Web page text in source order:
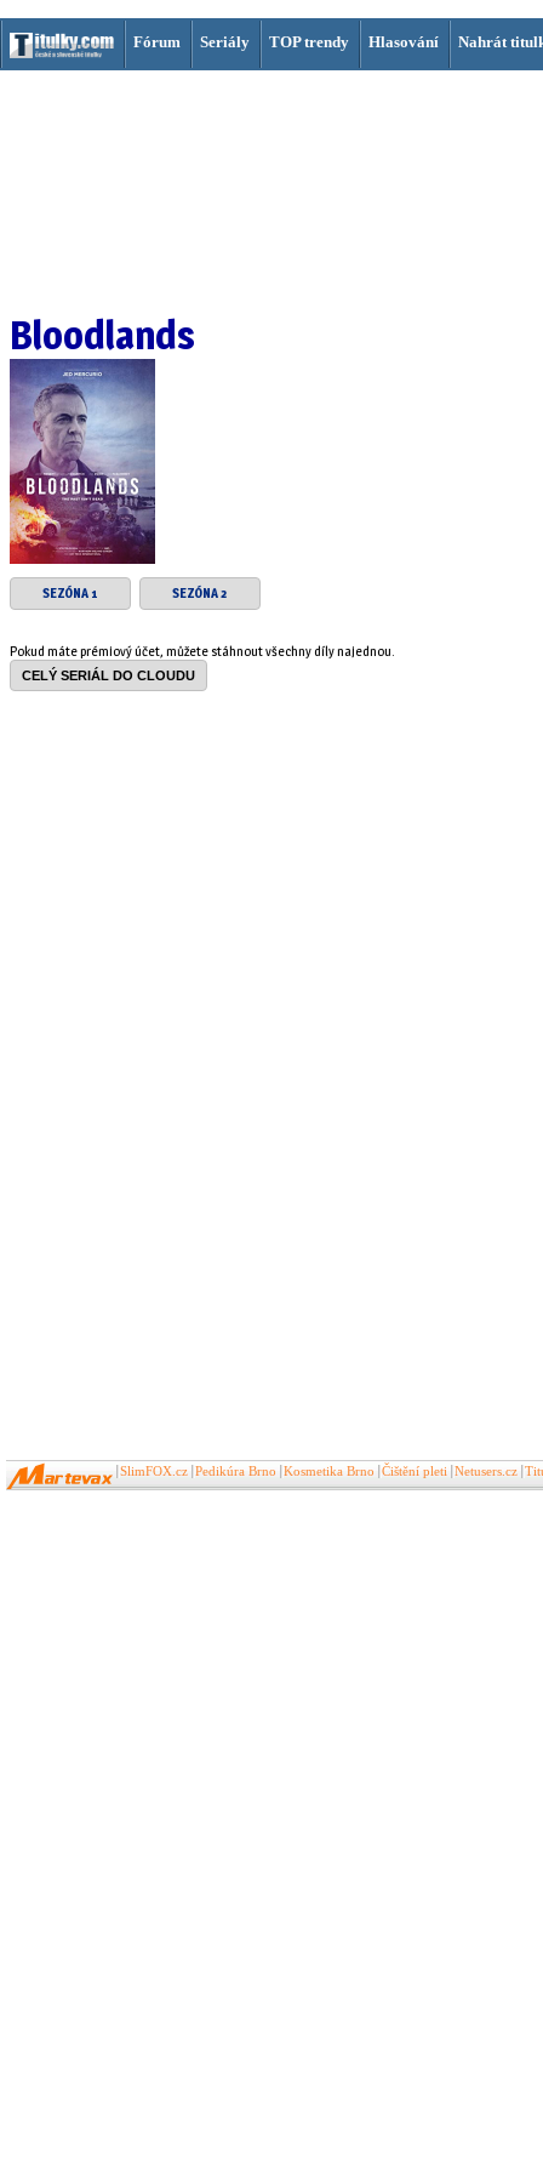
Fórum Seriály TOP trendy Hlasování Nahrát
Bloodlands
SEZÓNA 1 SEZÓNA 2
Pokud máte prémiový účet, můžete stáhnout všechny díly najednou.
CELÝ SERIÁL DO CLOUDU
SlimFOX.cz Pedikúra Brno Kosmetika Brno Čištění pleti Netusers.cz